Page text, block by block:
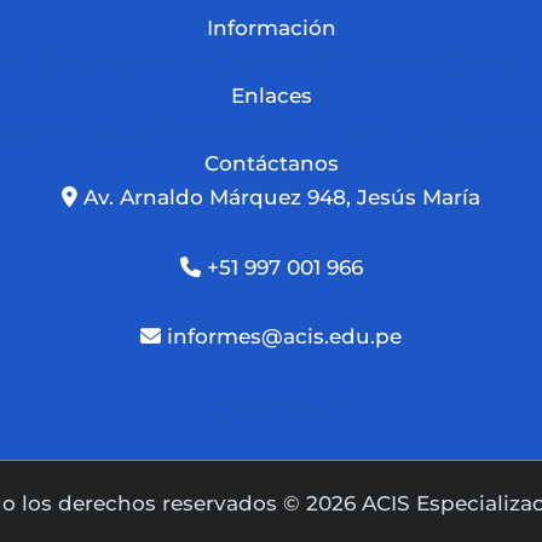
Información
Enlaces
Contáctanos
Av. Arnaldo Márquez 948, Jesús María
+51 997 001 966
informes@acis.edu.pe
los derechos reservados © 2026 ACIS